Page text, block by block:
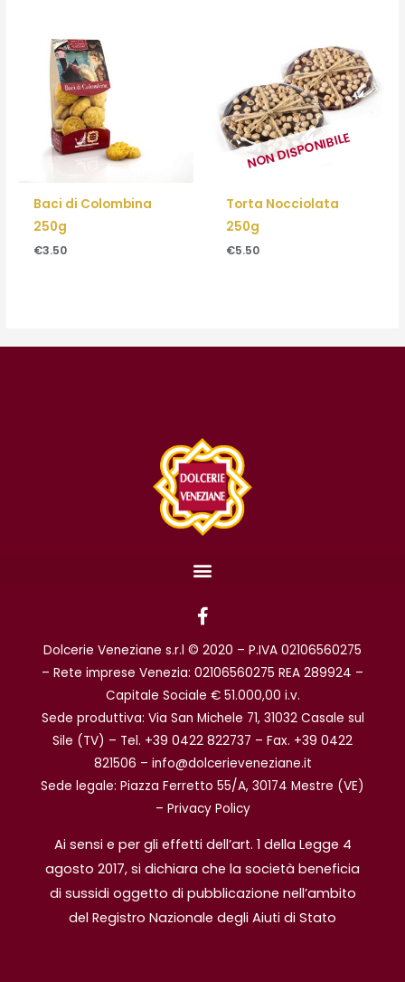
Baci di Colombina
250g
€3.50
NON DISPONIBILE
Torta Nocciolata
250g
€5.50
F
a
c
e
b
o
o
k
-
f
Dolcerie Veneziane s.r.l © 2020 – P.IVA 02106560275
– Rete imprese Venezia: 02106560275 REA 289924 –
Capitale Sociale € 51.000,00 i.v.
Sede produttiva: Via San Michele 71, 31032 Casale sul
Sile (TV) – Tel. +39 0422 822737 – Fax. +39 0422
821506 – info@dolcerieveneziane.it
Sede legale: Piazza Ferretto 55/A, 30174 Mestre (VE)
– Privacy Policy
Ai sensi e per gli effetti dell’art. 1 della Legge 4
agosto 2017, si dichiara che la società beneficia
di sussidi oggetto di pubblicazione nell’ambito
del Registro Nazionale degli Aiuti di Stato